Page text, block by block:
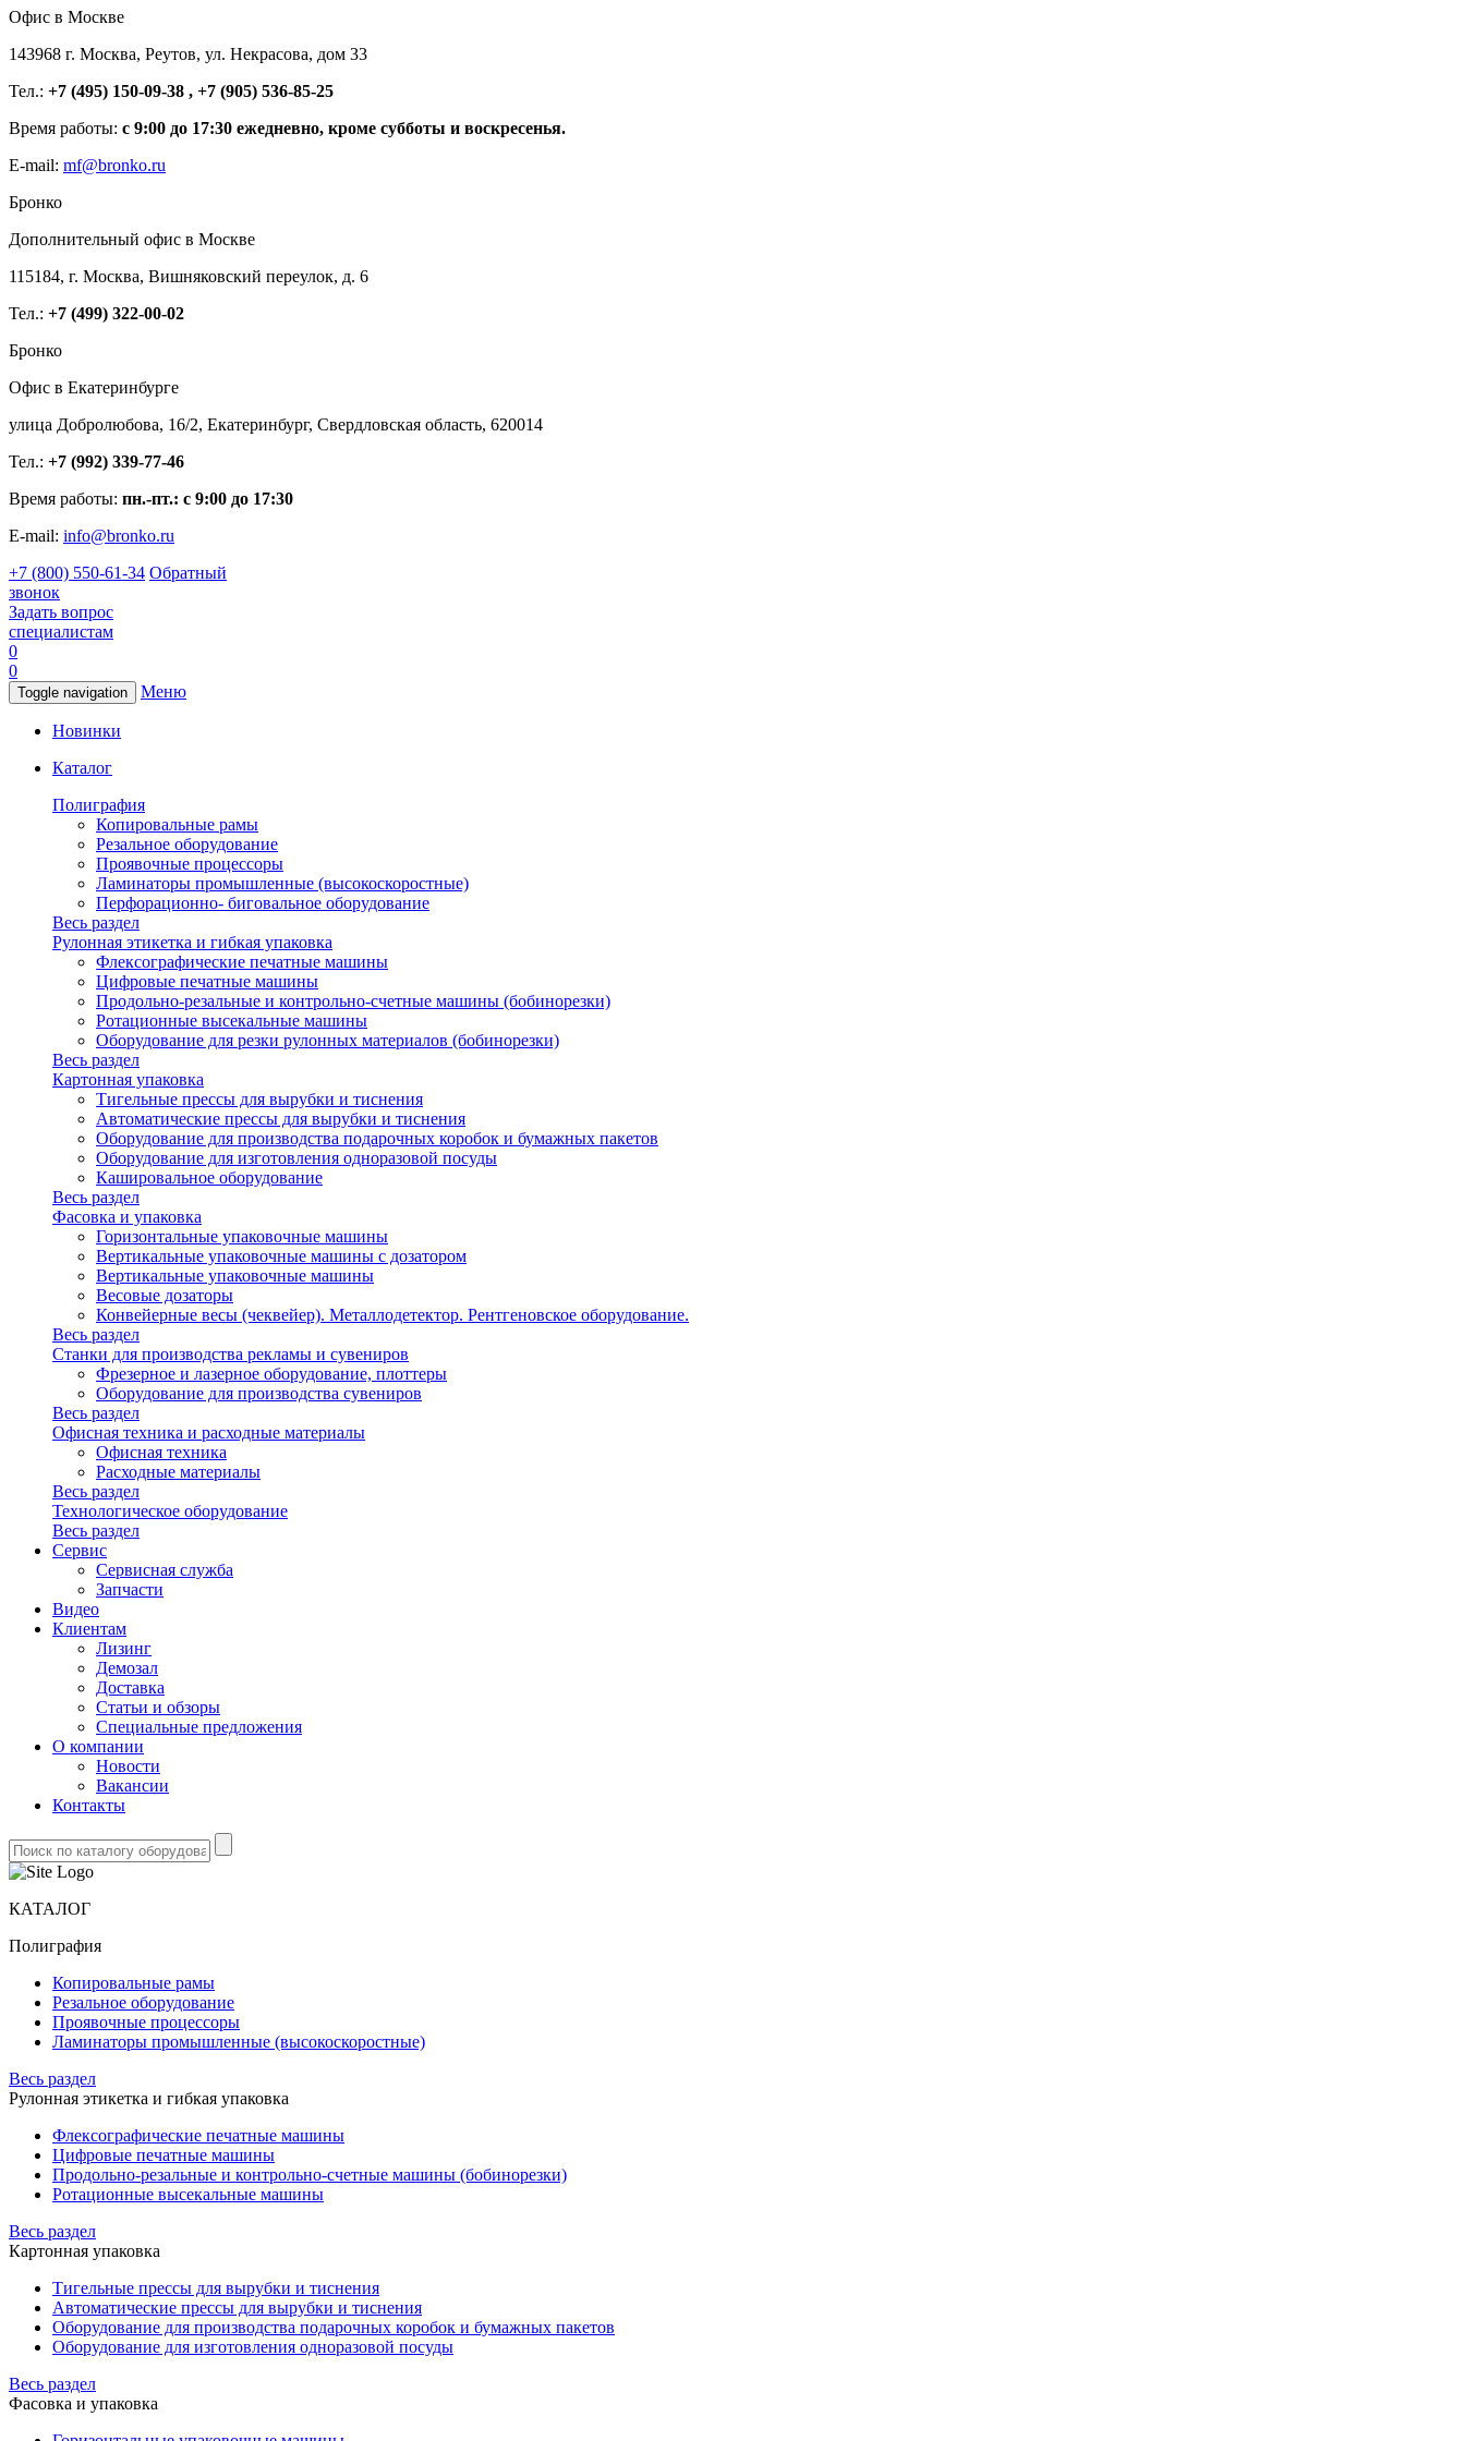
Офис в Москве
143968 г. Москва, Реутов, ул. Некрасова, дом 33
Тел.: +7 (495) 150-09-38 , +7 (905) 536-85-25
Время работы: с 9:00 до 17:30 ежедневно, кроме субботы и воскресенья.
E-mail: mf@bronko.ru
Бронко
Дополнительный офис в Москве
115184, г. Москва, Вишняковский переулок, д. 6
Тел.: +7 (499) 322-00-02
Бронко
Офис в Екатеринбурге
улица Добролюбова, 16/2, Екатеринбург, Свердловская область, 620014
Тел.: +7 (992) 339-77-46
Время работы: пн.-пт.: с 9:00 до 17:30
E-mail: info@bronko.ru
+7 (800) 550-61-34 Обратный
звонок
Задать вопрос
специалистам
0
0
Toggle navigation Меню
Новинки
Каталог
Полиграфия
Копировальные рамы
Резальное оборудование
Проявочные процессоры
Ламинаторы промышленные (высокоскоростные)
Перфорационно- биговальное оборудование
Весь раздел
Рулонная этикетка и гибкая упаковка
Флексографические печатные машины
Цифровые печатные машины
Продольно-резальные и контрольно-счетные машины (бобинорезки)
Ротационные высекальные машины
Оборудование для резки рулонных материалов (бобинорезки)
Весь раздел
Картонная упаковка
Тигельные прессы для вырубки и тиснения
Автоматические прессы для вырубки и тиснения
Оборудование для производства подарочных коробок и бумажных пакетов
Оборудование для изготовления одноразовой посуды
Кашировальное оборудование
Весь раздел
Фасовка и упаковка
Горизонтальные упаковочные машины
Вертикальные упаковочные машины с дозатором
Вертикальные упаковочные машины
Весовые дозаторы
Конвейерные весы (чеквейер). Металлодетектор. Рентгеновское оборудование.
Весь раздел
Станки для производства рекламы и сувениров
Фрезерное и лазерное оборудование, плоттеры
Оборудование для производства сувениров
Весь раздел
Офисная техника и расходные материалы
Офисная техника
Расходные материалы
Весь раздел
Технологическое оборудование
Весь раздел
Сервис
Сервисная служба
Запчасти
Видео
Клиентам
Лизинг
Демозал
Доставка
Статьи и обзоры
Специальные предложения
О компании
Новости
Вакансии
Контакты
КАТАЛОГ
Полиграфия
Копировальные рамы
Резальное оборудование
Проявочные процессоры
Ламинаторы промышленные (высокоскоростные)
Весь раздел
Рулонная этикетка и гибкая упаковка
Флексографические печатные машины
Цифровые печатные машины
Продольно-резальные и контрольно-счетные машины (бобинорезки)
Ротационные высекальные машины
Весь раздел
Картонная упаковка
Тигельные прессы для вырубки и тиснения
Автоматические прессы для вырубки и тиснения
Оборудование для производства подарочных коробок и бумажных пакетов
Оборудование для изготовления одноразовой посуды
Весь раздел
Фасовка и упаковка